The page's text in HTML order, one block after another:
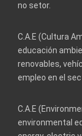
no setor.
C.A.E (Cultura
educación
renovables,
empleo en el
C.A.E
environmental